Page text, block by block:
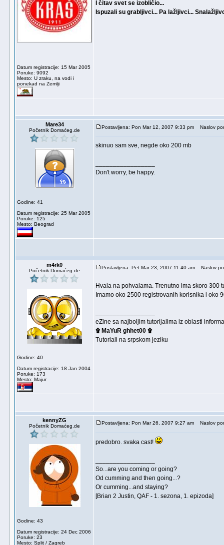
Datum registracije: 15 Mar 2005
Poruke: 9092
Mesto: U zraku, na vodi i
ponekad na Zemlji
I čitav svet se izobličio...
Ispuzali su grabljivci... Pa lažljivci...
Mare34
Početnik Domaćeg.de
Godine: 41
Datum registracije: 25 Mar 2005
Poruke: 125
Mesto: Beograd
Postavljena: Pon Mar 12, 2007 9:33 pm Naslov
skinuo sam sve, negde oko 200 mb
Don't worry, be happy.
m4rk0
Početnik Domaćeg.de
Godine: 40
Datum registracije: 18 Jan 2004
Poruke: 173
Mesto: Majur
Postavljena: Pet Mar 23, 2007 11:40 am Naslov
Hvala na pohvalama. Trenutno ima skoro 300
Imamo oko 2500 registrovanih korisnika i oko
eZine sa najboljim tutorijalima iz oblasti
۩ MaYuR ghhet00 ۩
Tutoriali na srpskom jeziku
kennyZG
Početnik Domaćeg.de
Godine: 43
Datum registracije: 24 Dec 2006
Poruke: 23
Mesto: Split / Zagreb
Postavljena: Pon Mar 26, 2007 9:27 am Naslov
predobro. svaka cast!
So...are you coming or going?
Od cumming and then going...?
Or cumming...and staying?
[Brian 2 Justin, QAF - 1. sezona, 1. epizoda]